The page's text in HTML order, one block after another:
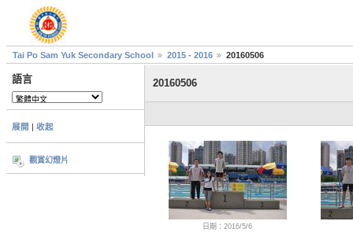
Tai Po Sam Yuk Secondary School 2015 - 2016 20160506
語言
展開 | 收起
觀賞幻燈片
20160506
日期：2016/5/6